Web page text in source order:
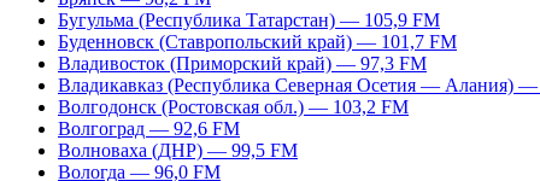
Бугульма (Республика Татарстан) — 105,9 FM
Буденновск (Ставропольский край) — 101,7 FM
Владивосток (Приморский край) — 97,3 FM
Владикавказ (Республика Северная Осетия — Алания)
Волгодонск (Ростовская обл.) — 103,2 FM
Волгоград — 92,6 FM
Волноваха (ДНР) — 99,5 FM
Вологда — 96,0 FM